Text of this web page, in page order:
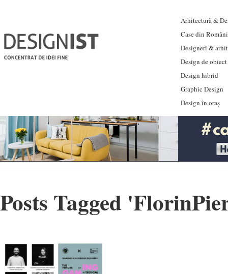
Arhitectură &
Case din
Designeri &
Design de obiect
Design hibrid
Graphic Design
Design în oraș
Posts Tagged '